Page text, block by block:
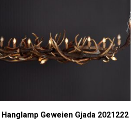
Hanglamp Geweien Gjada 2021222